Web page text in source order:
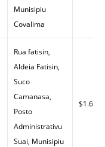
Munisipiu
Covalima
Rua fatisin,
Aldeia Fatisin,
Suco
Camanasa,
Posto
Administrativu
Suai, Munisipiu
$1.63